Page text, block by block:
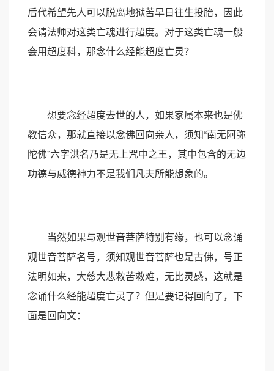
后代希望先人可以脱离地狱苦早日往生投胎，因此
会请法师对这类亡魂进行超度。对于这类亡魂一般
会用超度科，那念什么经能超度亡灵？
想要念经超度去世的人，如果家属本来也是佛
教信众，那就直接以念佛回向亲人，须知“南无阿弥
陀佛”六字洪名乃是无上咒中之王，其中包含的无边
功德与威德神力不是我们凡夫所能想象的。
当然如果与观世音菩萨特别有缘，也可以念诵
观世音菩萨名号，须知观世音菩萨也是古佛，号正
法明如来，大慈大悲救苦救难，无比灵感，这就是
念诵什么经能超度亡灵了？但是要记得回向了，下
面是回向文：